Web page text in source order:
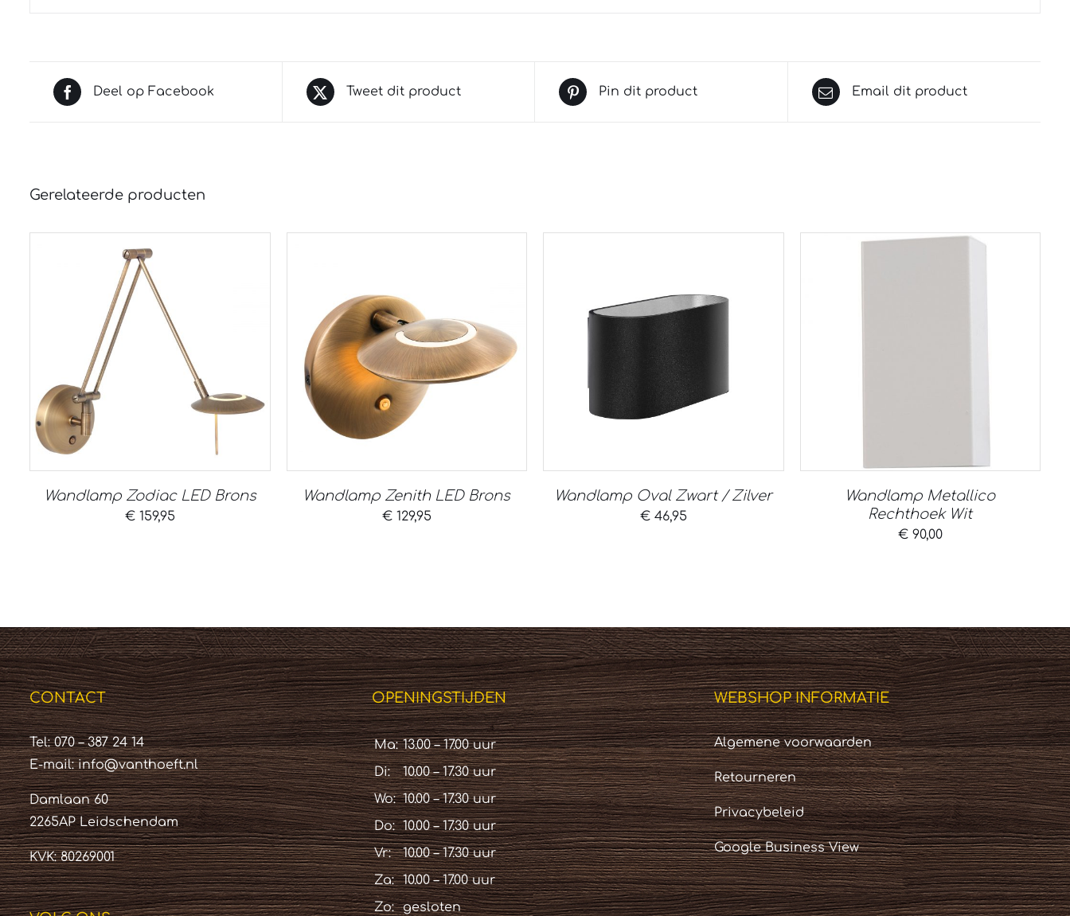
Deel op Facebook Tweet dit product Pin dit product Email dit product
Gerelateerde producten
Wandlamp Zodiac LED Brons
€159,95
Wandlamp Zenith LED Brons
€129,95
Wandlamp Oval Zwart / Zilver
€46,95
Wandlamp Metallico
Rechthoek Wit
€90,00
CONTACT
Tel: 070 – 387 24 14
E-mail:info@vanthoeft.nl
Damlaan 60
2265AP Leidschendam
KVK: 80269001
OPENINGSTIJDEN
Ma: 13.00 – 17.00 uur
Di:
10.00 – 17.30 uur
Wo: 10.00 – 17.30 uur
Do: 10.00 – 17.30 uur
Vr:
10.00 – 17.30 uur
Za:
10.00 – 17.00 uur
Zo:
gesloten
WEBSHOP INFORMATIE
Algemene voorwaarden
Retourneren
Privacybeleid
Google Business View